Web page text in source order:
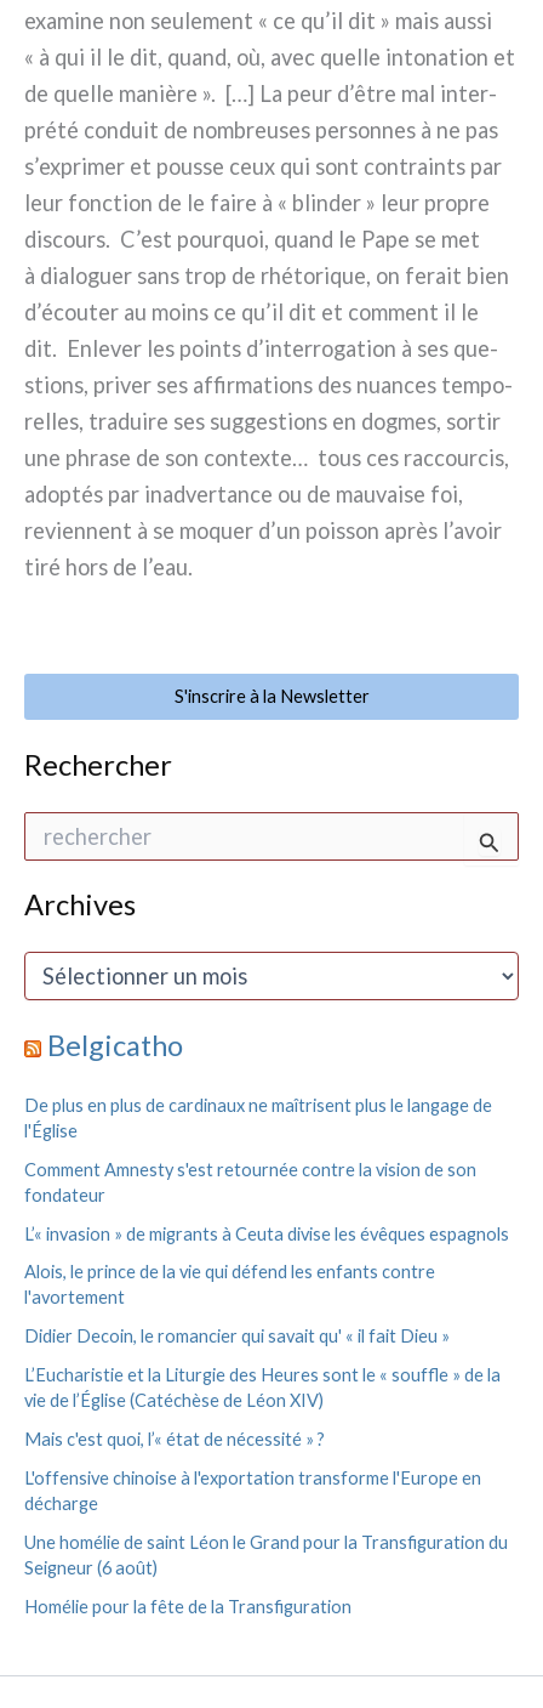
exa­mi­ne non seu­le­ment « ce qu’il dit » mais aus­si
« à qui il le dit, quand, où, avec quel­le into­na­tion et
de quel­le maniè­re ». […] La peur d’être mal inter­
pré­té con­duit de nom­breu­ses per­son­nes à ne pas
s’exprimer et pous­se ceux qui sont con­train­ts par
leur fonc­tion de le fai­re à « blin­der » leur pro­pre
discours. C’est pour­quoi, quand le Pape se met
à dia­lo­guer sans trop de rhé­to­ri­que, on ferait bien
d’écouter au moins ce qu’il dit et com­ment il le
dit. Enlever les poin­ts d’interrogation à ses que­
stions, pri­ver ses affir­ma­tions des nuan­ces tem­po­
rel­les, tra­dui­re ses sug­ge­stions en dog­mes, sor­tir
une phra­se de son con­tex­te… tous ces rac­cour­cis,
adop­tés par inad­ver­tan­ce ou de mau­vai­se foi,
revien­nent à se moquer d’un pois­son après l’avoir
tiré hors de l’eau.
S'inscrire à la Newsletter
Rechercher
h
e
h
r
Archives
A
i
e
s
Belgicatho
De plus en plus de cardinaux ne maîtrisent plus le langage de
l'Église
Comment Amnesty s'est retournée contre la vision de son
fondateur
L’« invasion » de migrants à Ceuta divise les évêques espagnols
Alois, le prince de la vie qui défend les enfants contre
l'avortement
Didier Decoin, le romancier qui savait qu' « il fait Dieu »
L’Eucharistie et la Liturgie des Heures sont le « souffle » de la
vie de l’Église (Catéchèse de Léon XIV)
Mais c'est quoi, l’« état de nécessité » ?
L'offensive chinoise à l'exportation transforme l'Europe en
décharge
Une homélie de saint Léon le Grand pour la Transfiguration du
Seigneur (6 août)
Homélie pour la fête de la Transfiguration